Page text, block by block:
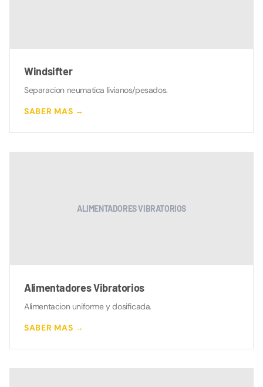
Windsifter
Separacion neumatica livianos/pesados.
SABER MAS →
ALIMENTADORES VIBRATORIOS
Alimentadores Vibratorios
Alimentacion uniforme y dosificada.
SABER MAS →